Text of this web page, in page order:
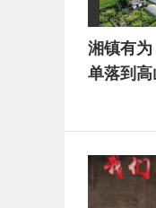
湘镇有
单落到